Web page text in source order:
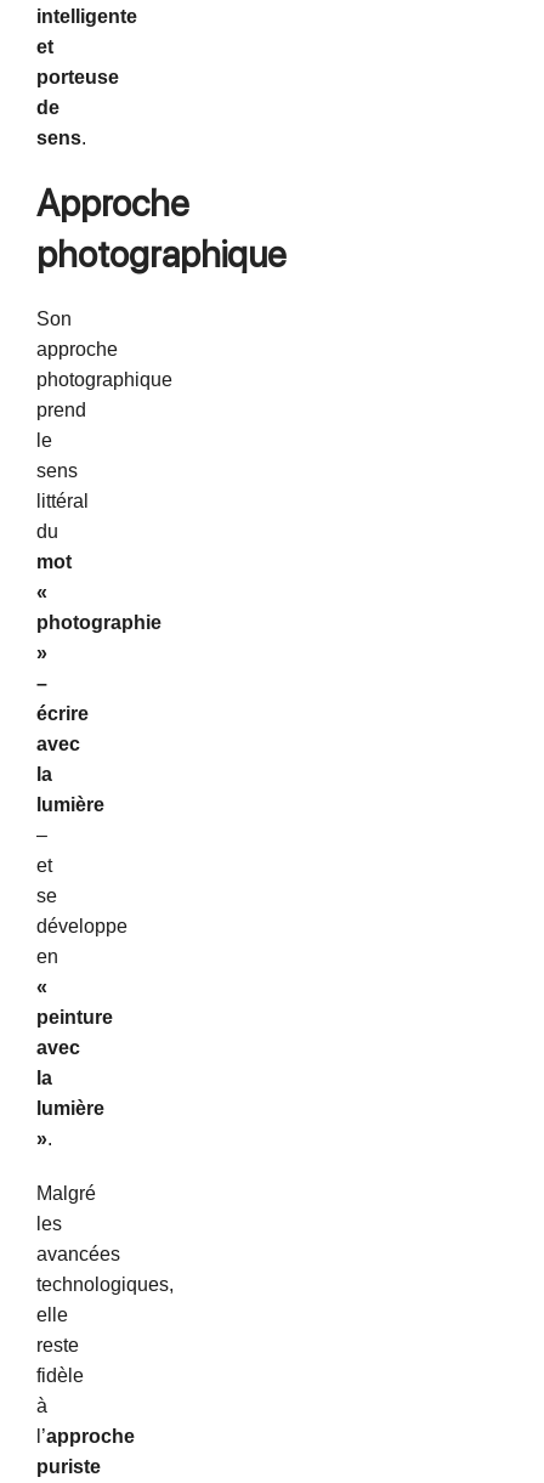
intelligente
et
porteuse
de
sens.
Approche
photographique
Son
approche
photographique
prend
le
sens
littéral
du
mot
«
photographie
»
–
écrire
avec
la
lumière
–
et
se
développe
en
«
peinture
avec
la
lumière
».
Malgré
les
avancées
technologiques,
elle
reste
fidèle
à
l’approche
puriste